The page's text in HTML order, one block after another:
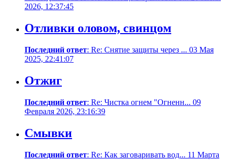
2026, 12:37:45
Отливки оловом, свинцом
Последний ответ: Re: Снятие защиты через ... 03 Мая
2025, 22:41:07
Отжиг
Последний ответ: Re: Чистка огнем "Огненн... 09
Февраля 2026, 23:16:39
Смывки
Последний ответ: Re: Как заговаривать вод... 11 Марта